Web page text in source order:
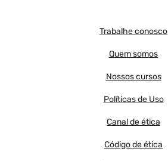
Trabalhe conosco
Quem somos
Nossos cursos
Políticas de Uso
Canal de ética
Código de ética